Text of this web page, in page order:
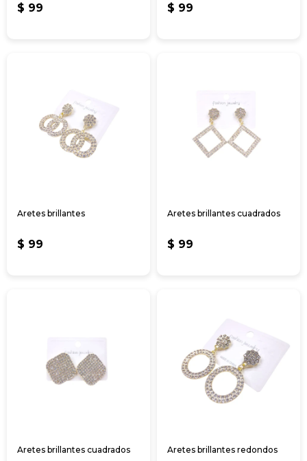
$ 99 $ 99
Aretes brillantes
$ 99
Aretes brillantes cuadrados
$ 99
Aretes brillantes cuadrados Aretes brillantes redondos